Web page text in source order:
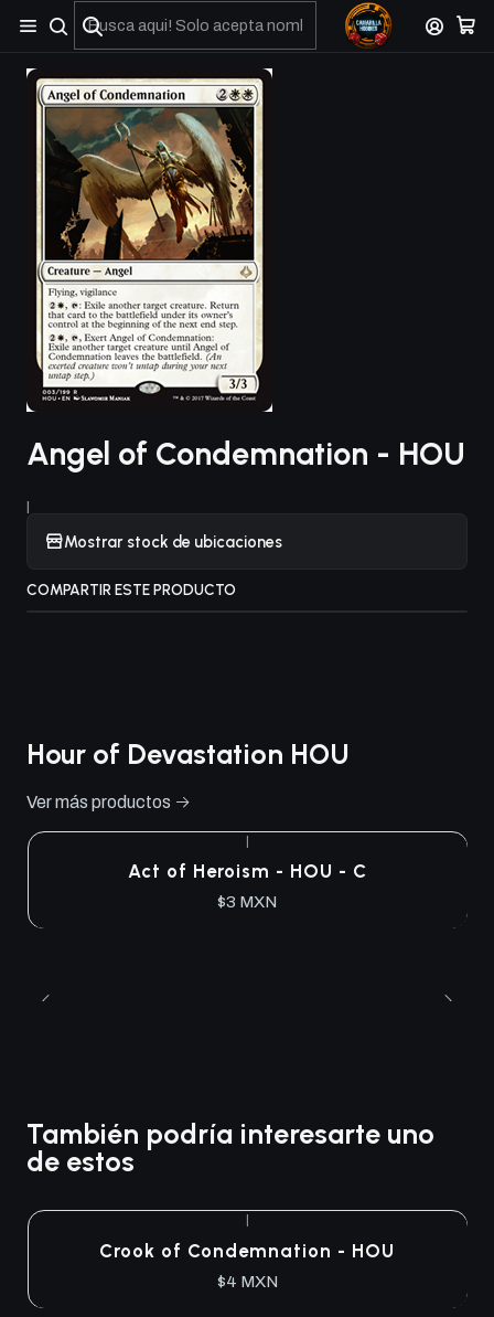
No olviden reportar sus depositos y transferencias por Whatsapp
Angel of Condemnation - HOU
|
Mostrar stock de ubicaciones
COMPARTIR ESTE PRODUCTO
Hour of Devastation HOU
Ver más productos
Act of Heroism - HOU - C
$3 MXN
También podría interesarte uno
de estos
Crook of Condemnation - HOU
$4 MXN